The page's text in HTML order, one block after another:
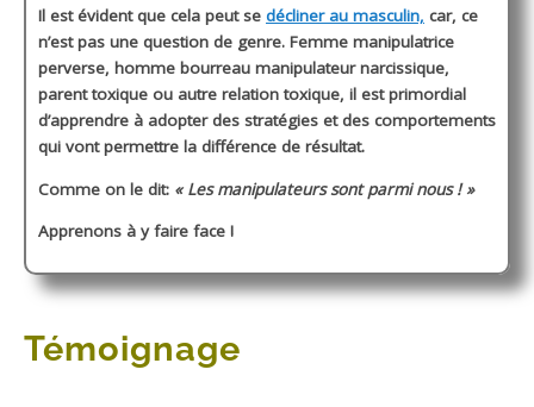
Il est évident que cela peut se décliner au masculin, car, ce
n’est pas une question de genre. Femme manipulatrice
perverse, homme bourreau manipulateur narcissique,
parent toxique ou autre relation toxique, il est primordial
d’apprendre à adopter des stratégies et des comportements
qui vont permettre la différence de résultat.
Comme on le dit: « Les manipulateurs sont parmi nous ! »
Apprenons à y faire face !
Témoignage